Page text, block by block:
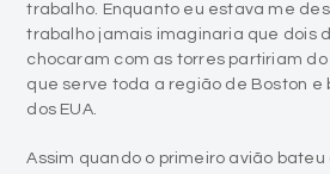
trabalho. Enquanto eu estava me
trabalho jamais imaginaria que dois
chocaram com as torres partiriam do
que serve toda a região de Boston e
dos EUA.
Assim quando o primeiro avião bateu